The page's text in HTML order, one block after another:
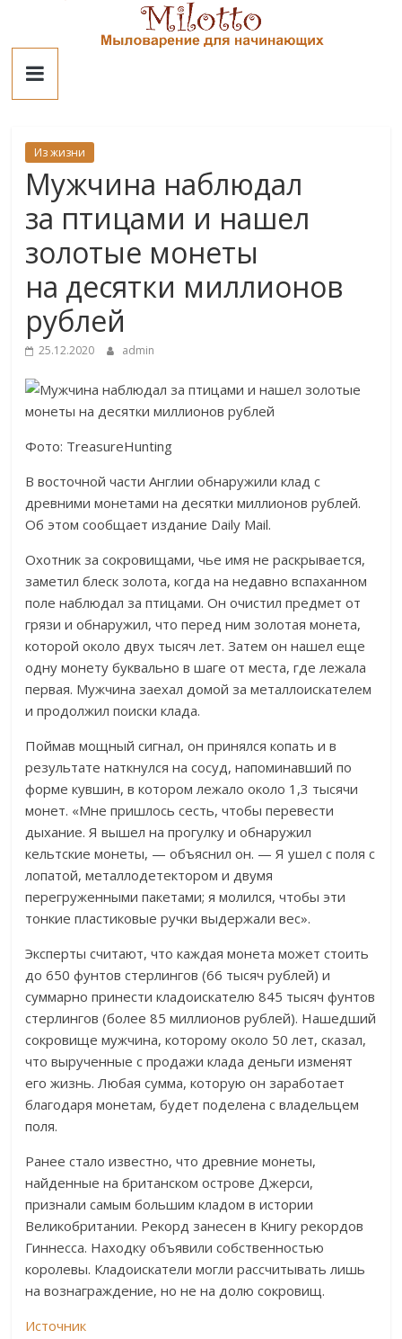
contentМилотто
Из жизни
Мужчина наблюдал
за птицами и нашел
золотые монеты
на десятки миллионов
рублей
25.12.2020 admin
Фото: TreasureHunting
В восточной части Англии обнаружили клад с
древними монетами на десятки миллионов рублей.
Об этом сообщает издание Daily Mail.
Охотник за сокровищами, чье имя не раскрывается,
заметил блеск золота, когда на недавно вспаханном
поле наблюдал за птицами. Он очистил предмет от
грязи и обнаружил, что перед ним золотая монета,
которой около двух тысяч лет. Затем он нашел еще
одну монету буквально в шаге от места, где лежала
первая. Мужчина заехал домой за металлоискателем
и продолжил поиски клада.
Поймав мощный сигнал, он принялся копать и в
результате наткнулся на сосуд, напоминавший по
форме кувшин, в котором лежало около 1,3 тысячи
монет. «Мне пришлось сесть, чтобы перевести
дыхание. Я вышел на прогулку и обнаружил
кельтские монеты, — объяснил он. — Я ушел с поля с
лопатой, металлодетектором и двумя
перегруженными пакетами; я молился, чтобы эти
тонкие пластиковые ручки выдержали вес».
Эксперты считают, что каждая монета может стоить
до 650 фунтов стерлингов (66 тысяч рублей) и
суммарно принести кладоискателю 845 тысяч фунтов
стерлингов (более 85 миллионов рублей). Нашедший
сокровище мужчина, которому около 50 лет, сказал,
что вырученные с продажи клада деньги изменят
его жизнь. Любая сумма, которую он заработает
благодаря монетам, будет поделена с владельцем
поля.
Ранее стало известно, что древние монеты,
найденные на британском острове Джерси,
признали самым большим кладом в истории
Великобритании. Рекорд занесен в Книгу рекордов
Гиннесса. Находку объявили собственностью
королевы. Кладоискатели могли рассчитывать лишь
на вознаграждение, но не на долю сокровищ.
Источник